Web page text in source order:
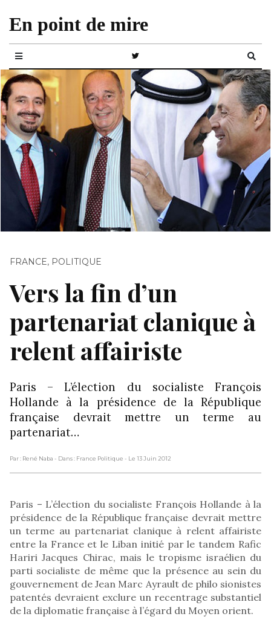
En point de mire
FRANCE, POLITIQUE
Vers la fin d’un
partenariat clanique à
relent affairiste
Paris – L’élection du socialiste François
Hollande à la présidence de la République
française devrait mettre un terme au
partenariat…
Par : René Naba - Dans : France Politique - Le 13 Juin 2012
Paris – L’élection du socialiste François Hollande à la
présidence de la République française devrait mettre
un terme au partenariat clanique à relent affairiste
entre la France et le Liban initié par le tandem Rafic
Hariri Jacques Chirac, mais le tropisme israélien du
parti socialiste de même que la présence au sein du
gouvernement de Jean Marc Ayrault de philo sionistes
patentés devraient exclure un recentrage substantiel
de la diplomatie française à l’égard du Moyen orient.